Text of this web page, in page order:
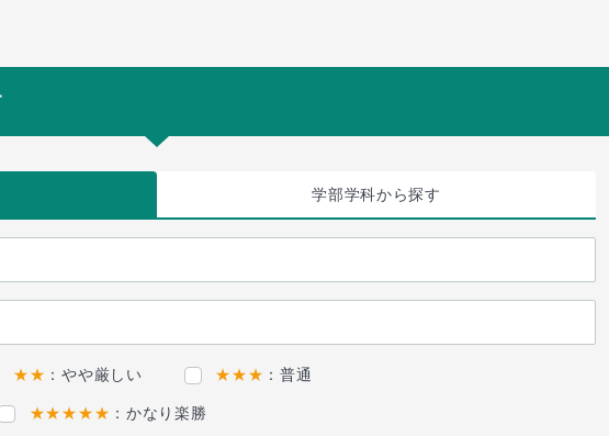
学部学科から探す
★★ ：やや厳しい ★★★ ：普通
★★★★★ ：かなり楽勝